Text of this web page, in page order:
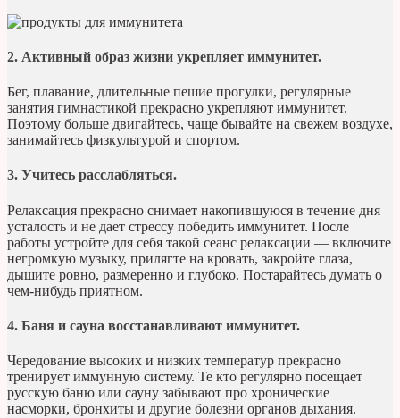
2. Активный образ жизни укрепляет иммунитет.
Бег, плавание, длительные пешие прогулки, регулярные
занятия гимнастикой прекрасно укрепляют иммунитет.
Поэтому больше двигайтесь, чаще бывайте на свежем воздухе,
занимайтесь физкультурой и спортом.
3. Учитесь расслабляться.
Релаксация прекрасно снимает накопившуюся в течение дня
усталость и не дает стрессу победить иммунитет. После
работы устройте для себя такой сеанс релаксации — включите
негромкую музыку, прилягте на кровать, закройте глаза,
дышите ровно, размеренно и глубоко. Постарайтесь думать о
чем-нибудь приятном.
4. Баня и сауна восстанавливают иммунитет.
Чередование высоких и низких температур прекрасно
тренирует иммунную систему. Те кто регулярно посещает
русскую баню или сауну забывают про хронические
насморки, бронхиты и другие болезни органов дыхания.